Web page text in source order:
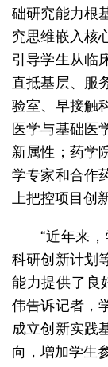
础研究能力根
究思维嵌入核
引导学生从临
直抵基层、服
验室、早接触
医学与基础医
新属性；药学
学专家和合作
上把控项目创
“近年来
科研创新计划
能力提供了良
伟告诉记者，
成立创新实践
向，增加学生